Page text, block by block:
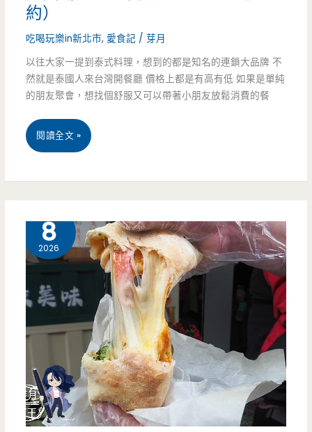
冰
要
120
約）
吃喝玩樂in新北市, 愛食記 /芽月
以往大家一提到泰式料理，想到的都是知名的連鎖大品牌 不
然就是泰國人來台灣開餐廳 價格上都是有高有低 如果是單純
的朋友聚會，想找個舒服又可以帶著小朋友放鬆消費的餐
新
美
食-
饗
(Siam
Kaprao)-
平
閱讀全文 »
8
2026